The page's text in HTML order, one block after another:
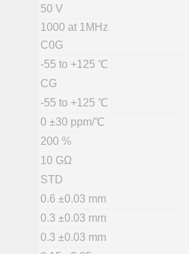
50 V
1000 at 1MHz
C0G
-55 to +125 ℃
CG
-55 to +125 ℃
0 ±30 ppm/℃
200 %
10 GΩ
STD
0.6 ±0.03 mm
0.3 ±0.03 mm
0.3 ±0.03 mm